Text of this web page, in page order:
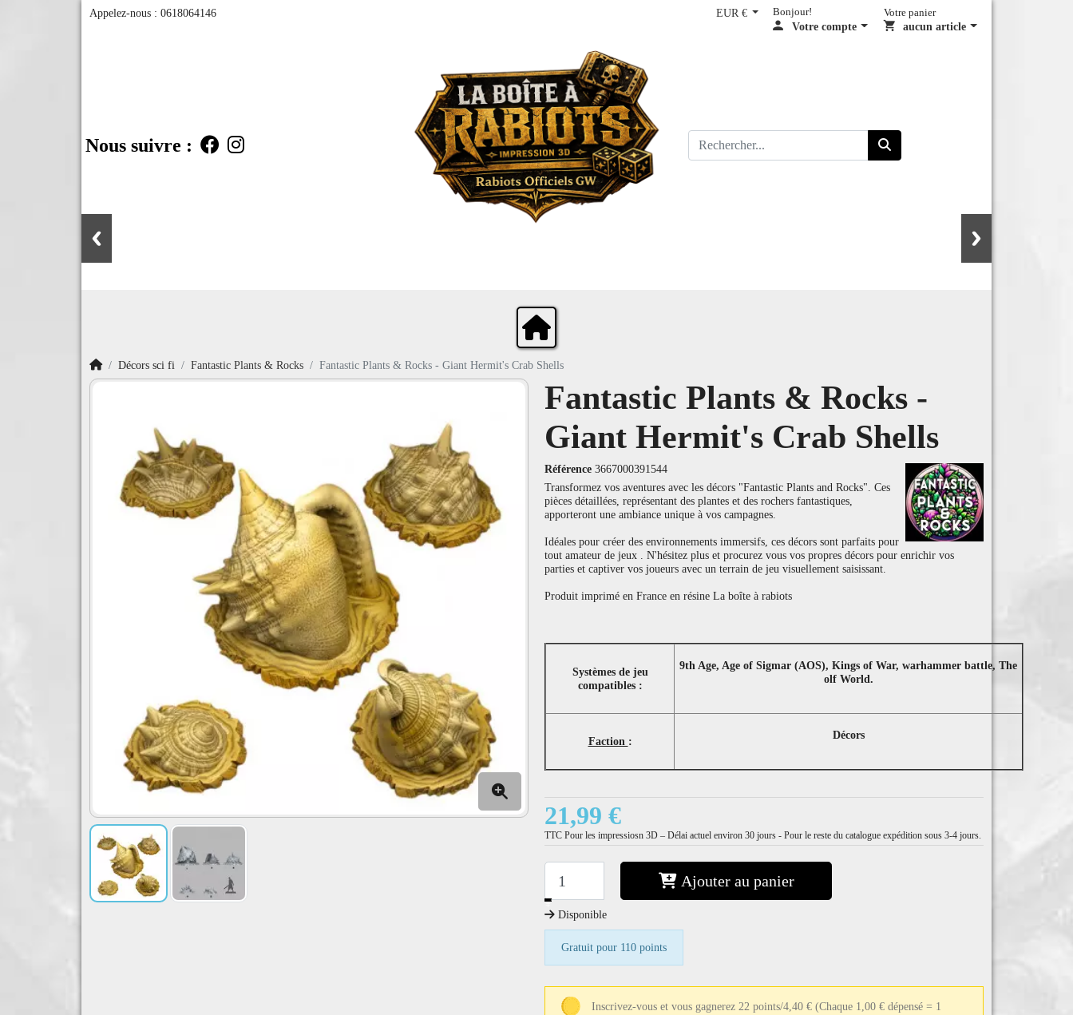
Appelez-nous : 0618064146 EUR € Bonjour!
Votre compte
Votre panier
aucun article
Nous suivre :
AccueilDécors sci fi Fantastic Plants & Rocks Fantastic Plants & Rocks - Giant Hermit's Crab Shells
Fantastic Plants & Rocks -
Giant Hermit's Crab Shells
Référence 3667000391544
Transformez vos aventures avec les décors "Fantastic Plants and Rocks". Ces
pièces détaillées, représentant des plantes et des rochers fantastiques,
apporteront une ambiance unique à vos campagnes.
Idéales pour créer des environnements immersifs, ces décors sont parfaits pour
tout amateur de jeux . N'hésitez plus et procurez vous vos propres décors pour enrichir vos
parties et captiver vos joueurs avec un terrain de jeu visuellement saisissant.
Produit imprimé en France en résine La boîte à rabiots
Systèmes de jeu
compatibles :
9th Age, Age of Sigmar (AOS), Kings of War, warhammer battle, The
olf World.
Faction : Décors
21,99 €
TTC Pour les impressiosn 3D – Délai actuel environ 30 jours - Pour le reste du catalogue expédition sous 3-4 jours.
−
Ajouter au panier
Disponible
Gratuit pour 110 points
Inscrivez-vous et vous gagnerez 22 points/4,40 € (Chaque 1,00 € dépensé = 1